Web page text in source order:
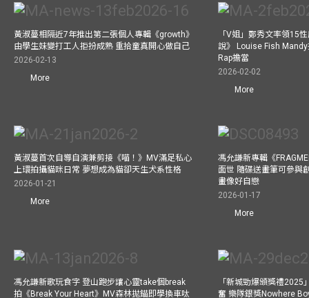
黃淑蔓相隔近7年推出第二張個人專輯《growth》
由學生妹變打工人拒扮成熟 重拾童真開心做自己
2026-02-13
More
「V姐」鄭秀文率領15
說》 Louise Fish
Rap擔當
2026-02-02
More
黃淑蔓首次自導自演兼剪接《喵！》MV滿足私心
上環拍攝貓咪日常 夢想成為貓卻天生犬系性格
2026-01-21
More
馮允謙新專輯《
面世 隨碟送畫筆可參與
畫像好自戀
2026-01-17
More
馮允謙新歌玩食字 登山跑步讓心靈take個break
拍《Break Your Heart》MV森林拋錨即學換車呔
「新城勁爆頒獎禮2025
奮 樂隊銀獎Nowhere